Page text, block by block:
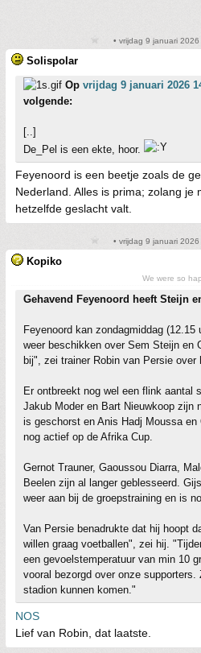
• vrijdag 9 januari
Solispolar
Op vrijdag 9 januari 2026
volgende:
[..]
De_Pel is een ekte, hoor.
Feyenoord is een beetje zoals de
Nederland. Alles is prima; zolang je
hetzelfde geslacht valt.
• vrijdag 9 januari
Kopiko
We were so
Gehavend Feyenoord heeft Steijn
Feyenoord kan zondagmiddag (12.15
weer beschikken over Sem Steijn en
bij", zei trainer Robin van Persie over
Er ontbreekt nog wel een flink aantal
Jakub Moder en Bart Nieuwkoop zijn
is geschorst en Anis Hadj Moussa en
nog actief op de Afrika Cup.
Gernot Trauner, Gaoussou Diarra,
Beelen zijn al langer geblesseerd.
weer aan bij de groepstraining en is
Van Persie benadrukte dat hij hoopt
willen graag voetballen", zei hij.
een gevoelstemperatuur van min 10
vooral bezorgd over onze
stadion kunnen komen."
NOS
Lief van Robin, dat laatste.